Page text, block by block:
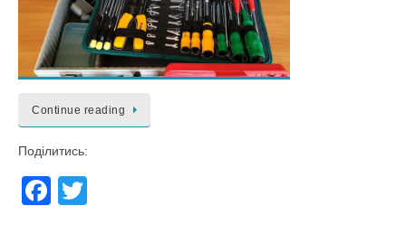
Continue reading
Поділитись:
F